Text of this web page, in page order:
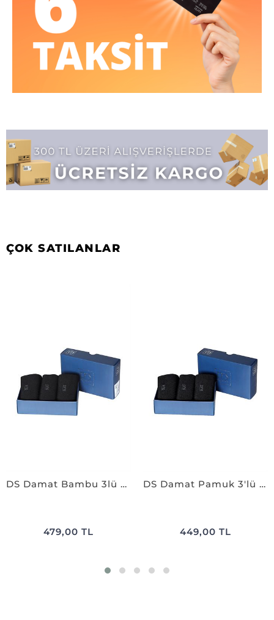
ÇOK SATILANLAR
DS Damat Bambu 3lü Çorap Set SİYAH
479,00 TL
DS Damat Pamuk 3'lü Çorap Set SİYAH
449,00 TL